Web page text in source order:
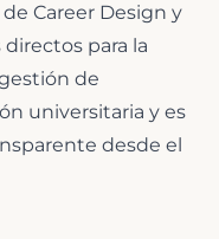
Career Design y
para la
de
universitaria y es
desde el